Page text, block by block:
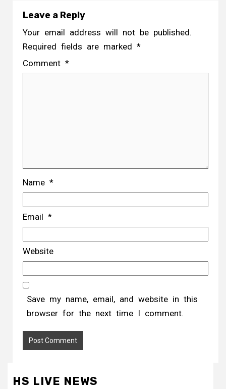
Leave a Reply
Your email address will not be published.
Required fields are marked *
Comment *
Name *
Email *
Website
Save my name, email, and website in this
browser for the next time I comment.
HS LIVE NEWS